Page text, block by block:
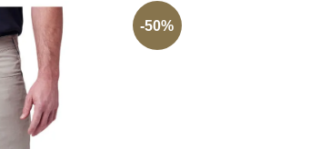
-50%